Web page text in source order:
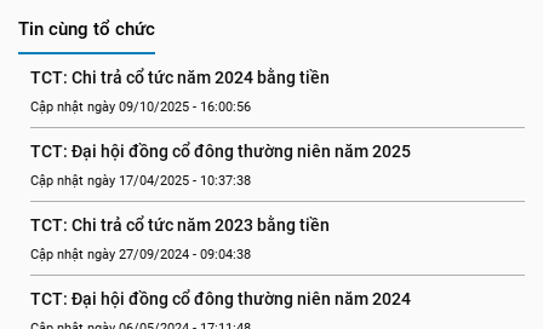
Tin cùng tổ chức
TCT: Chi trả cổ tức năm 2024 bằng tiền
Cập nhật ngày 09/10/2025 - 16:00:56
TCT: Đại hội đồng cổ đông thường niên năm 2025
Cập nhật ngày 17/04/2025 - 10:37:38
TCT: Chi trả cổ tức năm 2023 bằng tiền
Cập nhật ngày 27/09/2024 - 09:04:38
TCT: Đại hội đồng cổ đông thường niên năm 2024